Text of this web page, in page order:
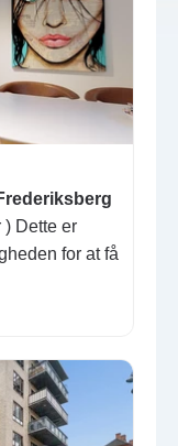
) Dette er
for at få